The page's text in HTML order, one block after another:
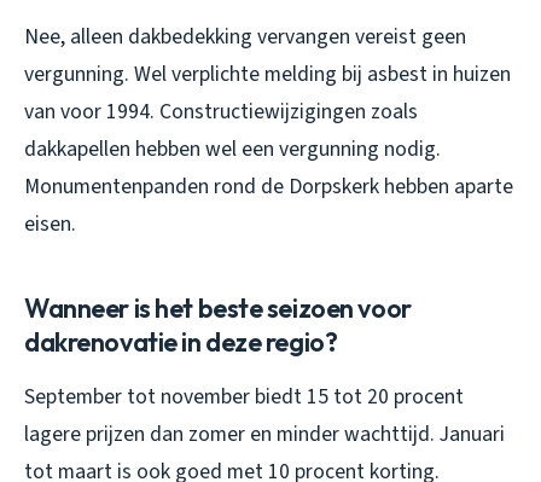
Nee, alleen dakbedekking vervangen vereist geen
vergunning. Wel verplichte melding bij asbest in huizen
van voor 1994. Constructiewijzigingen zoals
dakkapellen hebben wel een vergunning nodig.
Monumentenpanden rond de Dorpskerk hebben aparte
eisen.
Wanneer is het beste seizoen voor
dakrenovatie in deze regio?
September tot november biedt 15 tot 20 procent
lagere prijzen dan zomer en minder wachttijd. Januari
tot maart is ook goed met 10 procent korting.